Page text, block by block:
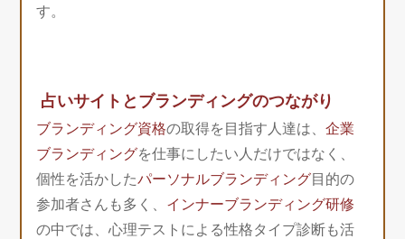
す。
占いサイトとブランディングのつながり
ブランディング資格の取得を目指す人達は、企業
ブランディングを仕事にしたい人だけではなく、
個性を活かしたパーソナルブランディング目的の
参加者さんも多く、 インナーブランディング研修
の中では、心理テストによる性格タイプ診断も活